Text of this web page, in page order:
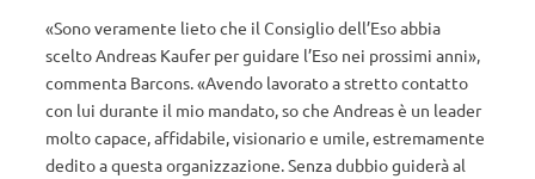
«Sono veramente lieto che il Consiglio dell’Eso abbia
scelto Andreas Kaufer per guidare l’Eso nei prossimi anni»,
commenta Barcons. «Avendo lavorato a stretto contatto
con lui durante il mio mandato, so che Andreas è un leader
molto capace, affidabile, visionario e umile, estremamente
dedito a questa organizzazione. Senza dubbio guiderà al